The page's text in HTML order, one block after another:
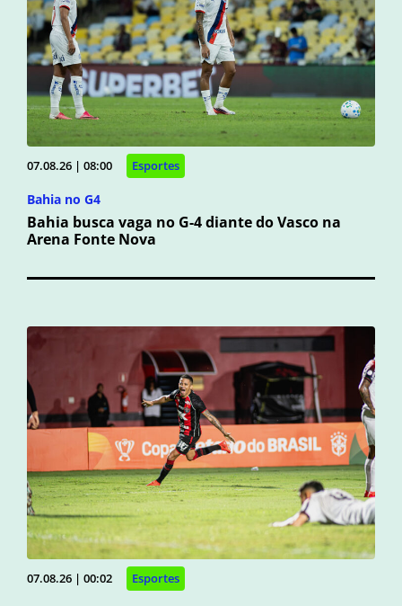
07.08.26 | 08:00 Esportes
Bahia no G4
Bahia busca vaga no G-4 diante do Vasco na
Arena Fonte Nova
07.08.26 | 00:02 Esportes